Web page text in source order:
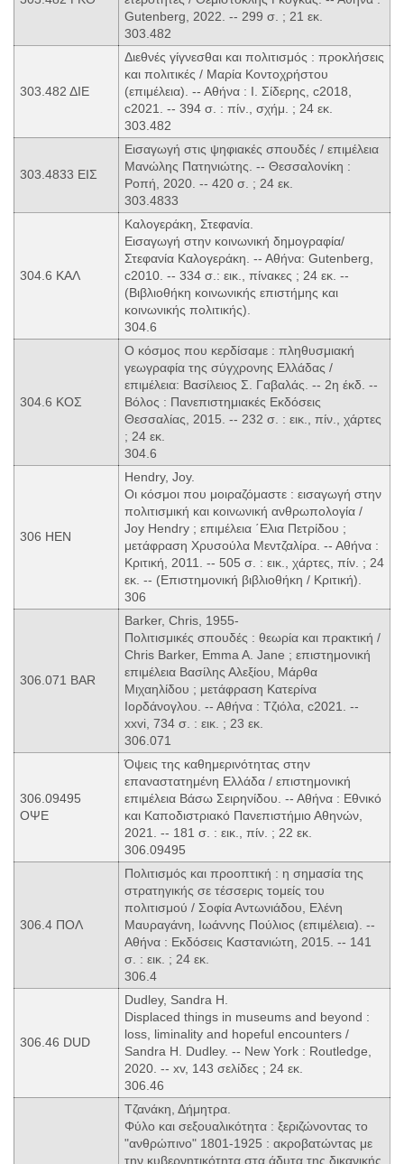
Gutenberg, 2022. -- 299 σ. ; 21 εκ.
303.482
303.482 ΔΙΕ
Διεθνές γίγνεσθαι και πολιτισμός : προκλήσεις
και πολιτικές / Μαρία Κοντοχρήστου
(επιμέλεια). -- Αθήνα : Ι. Σίδερης, c2018,
c2021. -- 394 σ. : πίν., σχήμ. ; 24 εκ.
303.482
303.4833 ΕΙΣ
Εισαγωγή στις ψηφιακές σπουδές / επιμέλεια
Μανώλης Πατηνιώτης. -- Θεσσαλονίκη :
Ροπή, 2020. -- 420 σ. ; 24 εκ.
303.4833
304.6 ΚΑΛ
Καλογεράκη, Στεφανία.
Εισαγωγή στην κοινωνική δημογραφία/
Στεφανία Καλογεράκη. -- Αθήνα: Gutenberg,
c2010. -- 334 σ.: εικ., πίνακες ; 24 εκ. --
(Βιβλιοθήκη κοινωνικής επιστήμης και
κοινωνικής πολιτικής).
304.6
304.6 ΚΟΣ
Ο κόσμος που κερδίσαμε : πληθυσμιακή
γεωγραφία της σύγχρονης Ελλάδας /
επιμέλεια: Βασίλειος Σ. Γαβαλάς. -- 2η έκδ. --
Βόλος : Πανεπιστημιακές Εκδόσεις
Θεσσαλίας, 2015. -- 232 σ. : εικ., πίν., χάρτες
; 24 εκ.
304.6
306 HEN
Hendry, Joy.
Οι κόσμοι που μοιραζόμαστε : εισαγωγή στην
πολιτισμική και κοινωνική ανθρωπολογία /
Joy Hendry ; επιμέλεια ΄Ελια Πετρίδου ;
μετάφραση Χρυσούλα Μεντζαλίρα. -- Αθήνα :
Κριτική, 2011. -- 505 σ. : εικ., χάρτες, πίν. ; 24
εκ. -- (Επιστημονική βιβλιοθήκη / Κριτική).
306
306.071 BAR
Barker, Chris, 1955-
Πολιτισμικές σπουδές : θεωρία και πρακτική /
Chris Barker, Emma A. Jane ; επιστημονική
επιμέλεια Βασίλης Αλεξίου, Μάρθα
Μιχαηλίδου ; μετάφραση Κατερίνα
Ιορδάνογλου. -- Αθήνα : Τζιόλα, c2021. --
xxvi, 734 σ. : εικ. ; 23 εκ.
306.071
306.09495
ΟΨΕ
Όψεις της καθημερινότητας στην
επαναστατημένη Ελλάδα / επιστημονική
επιμέλεια Βάσω Σειρηνίδου. -- Αθήνα : Εθνικό
και Καποδιστριακό Πανεπιστήμιο Αθηνών,
2021. -- 181 σ. : εικ., πίν. ; 22 εκ.
306.09495
306.4 ΠΟΛ
Πολιτισμός και προοπτική : η σημασία της
στρατηγικής σε τέσσερις τομείς του
πολιτισμού / Σοφία Αντωνιάδου, Ελένη
Μαυραγάνη, Ιωάννης Πούλιος (επιμέλεια). --
Αθήνα : Εκδόσεις Καστανιώτη, 2015. -- 141
σ. : εικ. ; 24 εκ.
306.4
306.46 DUD
Dudley, Sandra H.
Displaced things in museums and beyond :
loss, liminality and hopeful encounters /
Sandra H. Dudley. -- New York : Routledge,
2020. -- xv, 143 σελίδες ; 24 εκ.
306.46
Τζανάκη, Δήμητρα.
Φύλο και σεξουαλικότητα : ξεριζώνοντας το
"ανθρώπινο" 1801-1925 : ακροβατώντας με
την κυβερνητικότητα στα άδυτα της δικανικής